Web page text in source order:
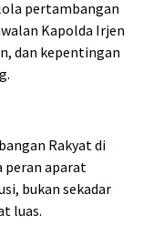
pertambangan
Kapolda Irjen
dan kepentingan
Rakyat di
peran aparat
bukan sekadar
luas.